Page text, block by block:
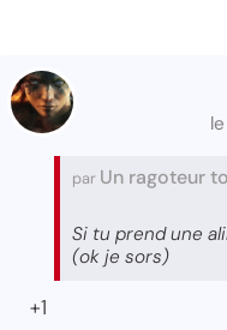
par Un ragoteur
Si tu prend une
(ok je sors)
+1